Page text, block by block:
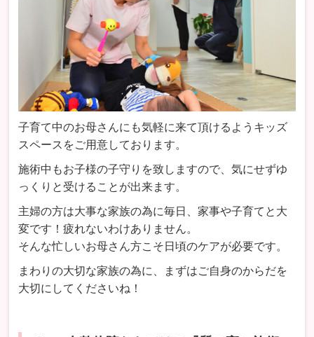
子育て中のお母さんにも気軽に来て頂けるようキッズ
スペースをご用意しております。
施術中もお子様の子守りを致しますので、気にせずゆ
っくりと受けることが出来ます。
主婦の方は大事な家族の為に毎日、家事や子育てと大
変です！疲れないわけありません。
そんな忙しいお母さん方こそ日頃のケアが必要です。
まわりの大切な家族の為に、まずはご自身のからだを
大切にしてくださいね！